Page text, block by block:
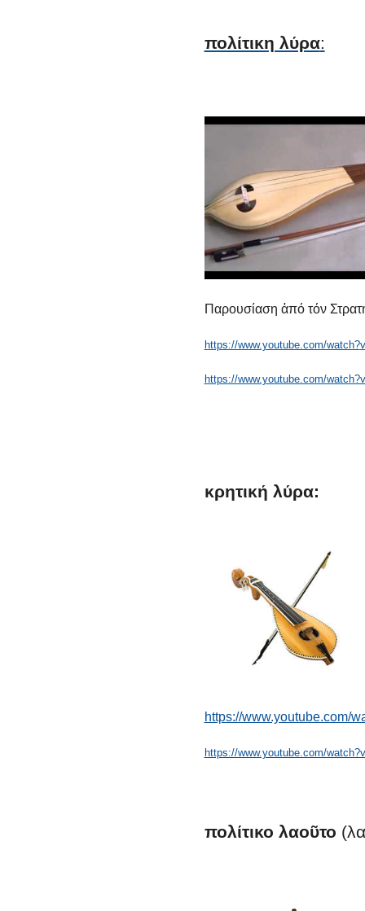
πολίτικη λύρα:
Παρουσίαση ἀπό τόν
https://www.youtube.com/watch?
https://www.youtube.com/
κρητική λύρα:
https://www.youtube.com/
https://www.youtube.com/
πολίτικο λαοῦτο